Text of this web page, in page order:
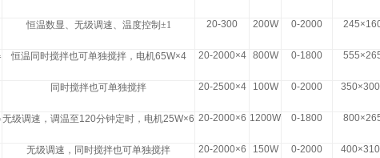
恒温数显、无级调速、温度控制 ±1 20-300 200W 0-2000 245×
恒温同时搅拌也可单独搅拌，电机65W×4 20-2000×4 800W 0-1800 555×
同时搅拌也可单独搅拌 20-2500×4 100W 0-2000 350×300
无级调速，调温至120分钟定时，电机25W×6 20-2000×6 1200W 0-1800 800×
无级调速，同时搅拌也可单独搅拌 20-2000×6 150W 0-2000 400×310